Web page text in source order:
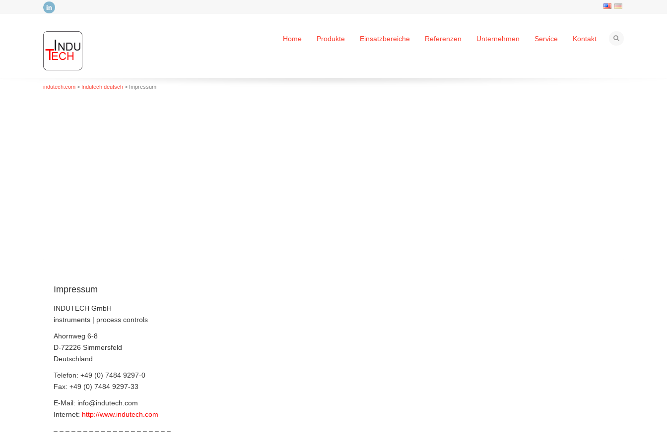
Home Produkte Einsatzbereiche Referenzen Unternehmen Service Kontakt
indutech.com > Indutech deutsch > Impressum
Impressum
INDUTECH GmbH
instruments | process controls
Ahornweg 6-8
D-72226 Simmersfeld
Deutschland
Telefon: +49 (0) 7484 9297-0
Fax: +49 (0) 7484 9297-33
E-Mail: info@indutech.com
Internet: http://www.indutech.com
– – – – – – – – – – – – – – – – – – – –